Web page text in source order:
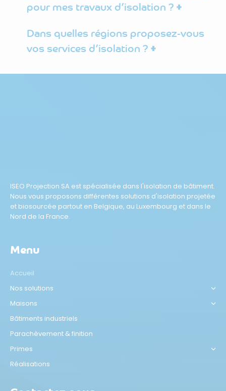
pour mes travaux d’isolation ?
Dans quelles régions proposez-vous
vos services d’isolation ?
ISEO Projection SA est spécialisée dans l'isolation de bâtiment.
Nous vous proposons différentes solutions d'isolation projetée
et biosourcée partout en Belgique, au Luxembourg et dans le
Nord de la France.
Menu
Accueil
Nos solutions
Maisons
Bâtiments industriels
Parachèvement & finition
Primes
Réalisations